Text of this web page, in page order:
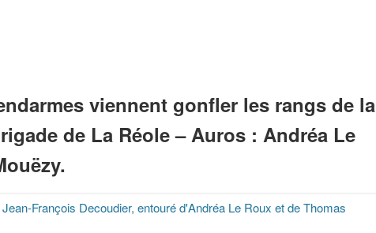
viennent gonfler les rangs de la
de La Réole – Auros : Andréa Le